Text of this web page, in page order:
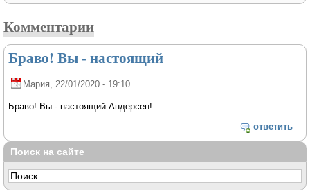
Комментарии
Браво! Вы - настоящий
Мария , 22/01/2020 - 19:10
Браво! Вы - настоящий Андерсен!
ответить
Поиск на сайте